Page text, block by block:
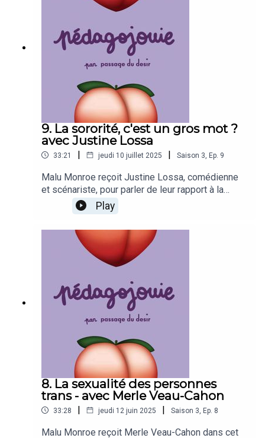
9. La sororité, c'est un gros mot ?
avec Justine Lossa
33:21 | jeudi 10 juillet 2025 | Saison 3, Ep. 9
Malu Monroe reçoit Justine Lossa, comédienne
et scénariste, pour parler de leur rapport à la
sororité. Dans l'audiovisuel ou dans sa vie,
Justine a des anecdotes plus ou moins
révoltantes à nous raconter à travers son prisme
assurément féministe.
Play
8. La sexualité des personnes
trans - avec Merle Veau-Cahon
33:28 | jeudi 12 juin 2025 | Saison 3, Ep. 8
Malu Monroe reçoit Merle Veau-Cahon dans cet